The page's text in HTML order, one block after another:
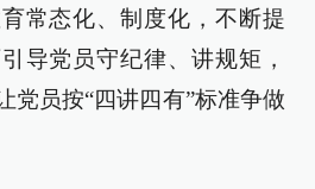
常态化、制度化，不断提
导党员守纪律、讲规矩，
党员按“四讲四有”标准争做